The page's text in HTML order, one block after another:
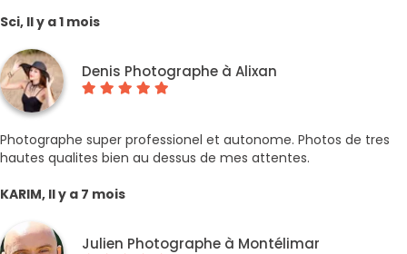
Sci, Il y a 1 mois
Denis Photographe à Alixan
Photographe super professionel et autonome. Photos de tres
hautes qualites bien au dessus de mes attentes.
KARIM, Il y a 7 mois
Julien Photographe à Montélimar